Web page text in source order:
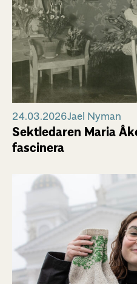
24.03.2026Jael Nyman
Sektledaren Maria
fascinera